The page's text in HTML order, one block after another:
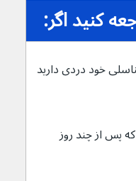
کنید اگر:
خود دردی دارید
که پس از چند روز